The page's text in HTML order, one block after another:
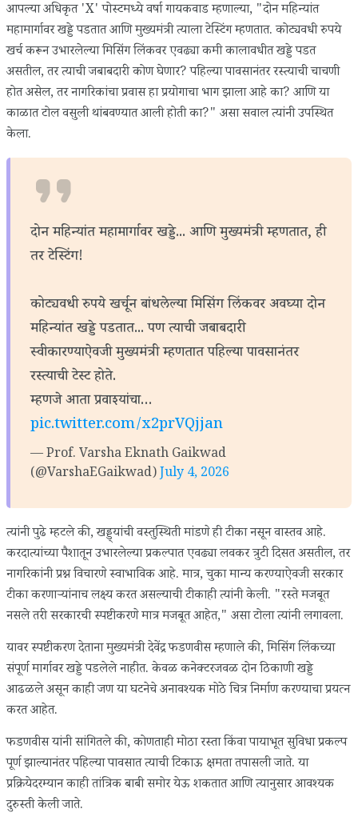
आपल्या अधिकृत 'X' पोस्टमध्ये वर्षा गायकवाड म्हणाल्या, "दोन महिन्यांत
महामार्गावर खड्डे पडतात आणि मुख्यमंत्री त्याला टेस्टिंग म्हणतात. कोट्यवधी रुपये
खर्च करून उभारलेल्या मिसिंग लिंकवर एवढ्या कमी कालावधीत खड्डे पडत
असतील, तर त्याची जबाबदारी कोण घेणार? पहिल्या पावसानंतर रस्त्याची चाचणी
होत असेल, तर नागरिकांचा प्रवास हा प्रयोगाचा भाग झाला आहे का? आणि या
काळात टोल वसुली थांबवण्यात आली होती का?" असा सवाल त्यांनी उपस्थित
केला.
दोन महिन्यांत महामार्गावर खड्डे... आणि मुख्यमंत्री म्हणतात, ही
तर टेस्टिंग!
कोट्यवधी रुपये खर्चून बांधलेल्या मिसिंग लिंकवर अवघ्या दोन
महिन्यांत खड्डे पडतात... पण त्याची जबाबदारी
स्वीकारण्याऐवजी मुख्यमंत्री म्हणतात पहिल्या पावसानंतर
रस्त्याची टेस्ट होते.
म्हणजे आता प्रवाश्यांचा…
pic.twitter.com/x2prVQjjan
— Prof. Varsha Eknath Gaikwad
(@VarshaEGaikwad)July 4, 2026
त्यांनी पुढे म्हटले की, खड्ड्यांची वस्तुस्थिती मांडणे ही टीका नसून वास्तव आहे.
करदात्यांच्या पैशातून उभारलेल्या प्रकल्पात एवढ्या लवकर त्रुटी दिसत असतील, तर
नागरिकांनी प्रश्न विचारणे स्वाभाविक आहे. मात्र, चुका मान्य करण्याऐवजी सरकार
टीका करणाऱ्यांनाच लक्ष्य करत असल्याची टीकाही त्यांनी केली. "रस्ते मजबूत
नसले तरी सरकारची स्पष्टीकरणे मात्र मजबूत आहेत," असा टोला त्यांनी लगावला.
यावर स्पष्टीकरण देताना मुख्यमंत्री देवेंद्र फडणवीस म्हणाले की, मिसिंग लिंकच्या
संपूर्ण मार्गावर खड्डे पडलेले नाहीत. केवळ कनेक्टरजवळ दोन ठिकाणी खड्डे
आढळले असून काही जण या घटनेचे अनावश्यक मोठे चित्र निर्माण करण्याचा प्रयत्न
करत आहेत.
फडणवीस यांनी सांगितले की, कोणताही मोठा रस्ता किंवा पायाभूत सुविधा प्रकल्प
पूर्ण झाल्यानंतर पहिल्या पावसात त्याची टिकाऊ क्षमता तपासली जाते. या
प्रक्रियेदरम्यान काही तांत्रिक बाबी समोर येऊ शकतात आणि त्यानुसार आवश्यक
दुरुस्ती केली जाते.